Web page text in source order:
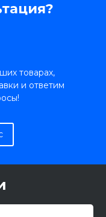
товарах,
и ответим